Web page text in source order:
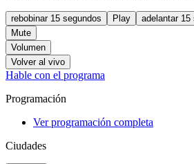
rebobinar 15 segundos Play
adelantar 15
Mute
Volumen
Volver al vivo
Hable con el programa
Programación
Ver programación completa
Ciudades